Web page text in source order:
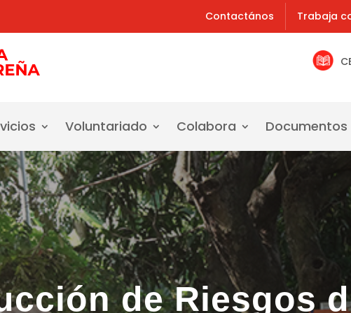
Contactános Trabaja
Voluntariado Colabora Documentos
de Riesgos